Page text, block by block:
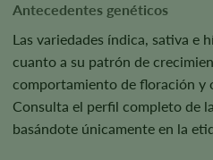
Antecedentes genéticos
Las variedades índica, sativa e
cuanto a su patrón de
comportamiento de floración y
Consulta el perfil completo de
basándote únicamente en la